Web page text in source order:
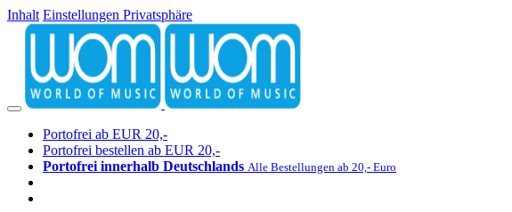
Inhalt Einstellungen Privatsphäre
Portofrei ab EUR 20,-
Portofrei bestellen ab EUR 20,-
Portofrei innerhalb Deutschlands Alle Bestellungen ab 20,- Euro